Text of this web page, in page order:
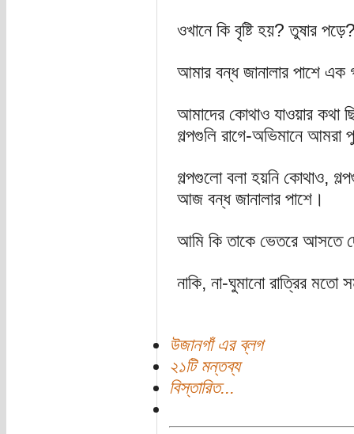
ওখানে কি বৃষ্টি হয়? তুষার
আমার বন্ধ জানালার পাশে এক
আমাদের কোথাও যাওয়ার কথা
গল্পগুলি রাগে-অভিমানে
গল্পগুলো বলা হয়নি কোথাও,
আজ বন্ধ জানালার পাশে।
আমি কি তাকে ভেতরে আসতে
নাকি, না-ঘুমানো রাত্রির মতো
উজানগাঁ এর ব্লগ
২১টি মন্তব্য
বিস্তারিত...